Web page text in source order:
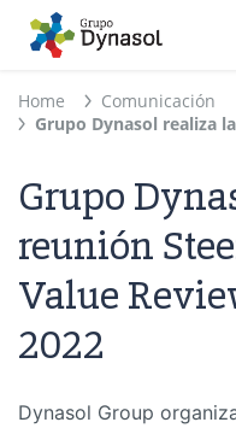
Home
Comunicación
Grupo
reunión
Value
2022
Dynasol Group